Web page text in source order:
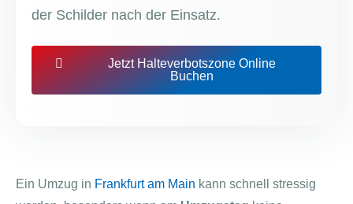
der Schilder nach der Einsatz.
Jetzt Halteverbotszone Online
Buchen
Ein Umzug in Frankfurt am Main kann schnell stressig